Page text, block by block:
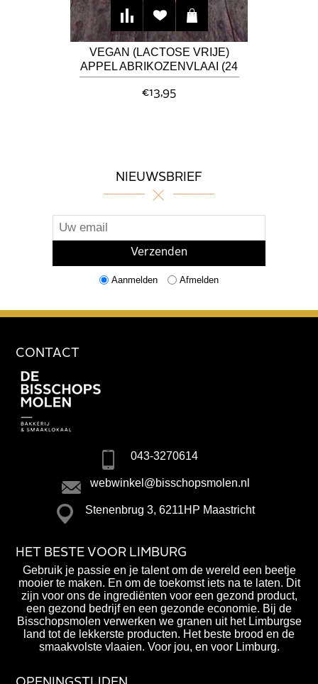
VEGAN (LACTOSE VRIJE)
APPEL ABRIKOZENVLAAI (24
CM)
€13,95
NIEUWSBRIEF
Aanmelden Afmelden
CONTACT
043-3270614
webwinkel@bisschopsmolen.nl
Stenenbrug 3, 6211HP Maastricht
HET BESTE VOOR LIMBURG
Gebruik je passie en je talent om de wereld een beetje
mooier te maken. En om de toekomst iets na te laten. Dit
zijn voor ons de ingrediënten voor een gezond product,
een gezond bedrijf en een gezonde economie. Bij de
Bisschopsmolen verwerken we granen uit het Limburgse
land tot de lekkerste producten. Het beste brood en de
smaakvolste vlaaien. Voor jou, en voor Limburg.